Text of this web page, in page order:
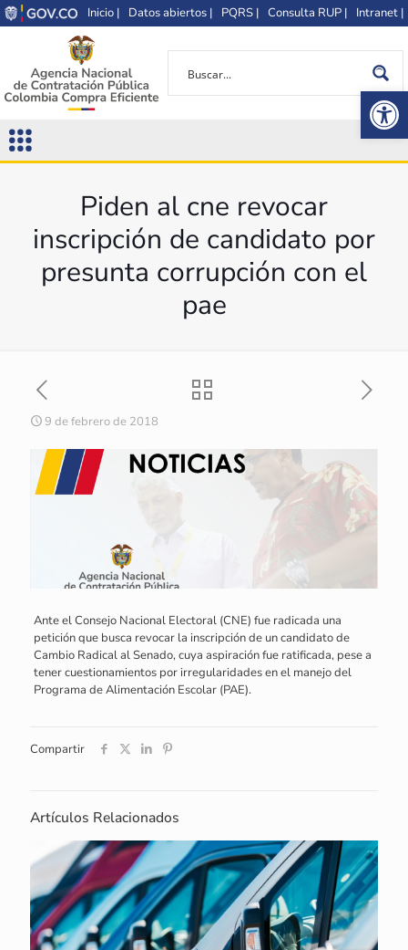
Inicio | Datos abiertos | PQRS | Consulta RUP | Intranet |
Piden al cne revocar
inscripción de candidato por
presunta corrupción con el
pae
9 de febrero de 2018
Ante el Consejo Nacional Electoral (CNE) fue radicada una
petición que busca revocar la inscripción de un candidato de
Cambio Radical al Senado, cuya aspiración fue ratificada, pese a
tener cuestionamientos por irregularidades en el manejo del
Programa de Alimentación Escolar (PAE).
Compartir
Artículos Relacionados